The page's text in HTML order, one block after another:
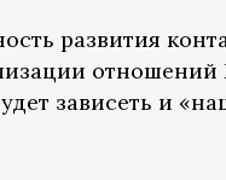
развития
отношений
зависеть и